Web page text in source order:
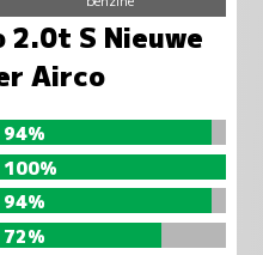
2.0t S Nieuwe
Airco
94%
100%
94%
72%